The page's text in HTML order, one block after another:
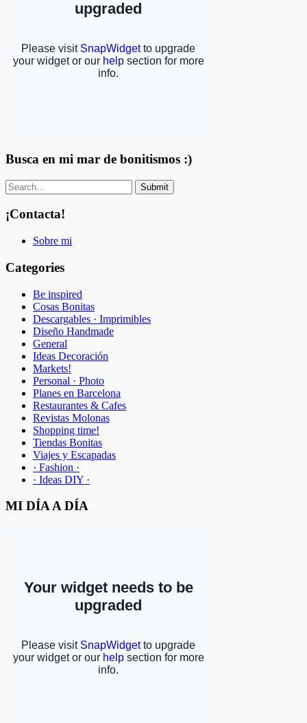
Busca en mi mar de bonitismos :)
¡Contacta!
Sobre mi
Categories
Be inspired
Cosas Bonitas
Descargables · Imprimibles
Diseño Handmade
General
Ideas Decoración
Markets!
Personal · Photo
Planes en Barcelona
Restaurantes & Cafes
Revistas Molonas
Shopping time!
Tiendas Bonitas
Viajes y Escapadas
· Fashion ·
· Ideas DIY ·
MI DÍA A DÍA